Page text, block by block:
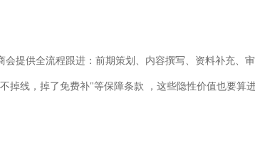
会提供全流程跟进：前期策划、内容撰写、资料补充、审
掉线，掉了免费补"等保障条款 ，这些隐性价值也要算